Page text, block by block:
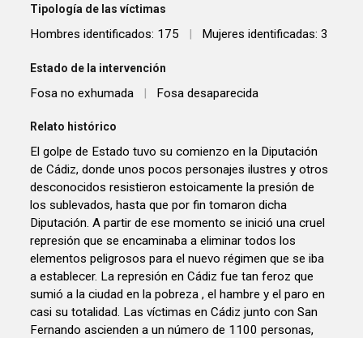
Tipología de las víctimas
Hombres identificados: 175 | Mujeres identificadas: 3
Estado de la intervención
Fosa no exhumada | Fosa desaparecida
Relato histórico
El golpe de Estado tuvo su comienzo en la Diputación
de Cádiz, donde unos pocos personajes ilustres y otros
desconocidos resistieron estoicamente la presión de
los sublevados, hasta que por fin tomaron dicha
Diputación. A partir de ese momento se inició una cruel
represión que se encaminaba a eliminar todos los
elementos peligrosos para el nuevo régimen que se iba
a establecer. La represión en Cádiz fue tan feroz que
sumió a la ciudad en la pobreza , el hambre y el paro en
casi su totalidad. Las víctimas en Cádiz junto con San
Fernando ascienden a un número de 1100 personas,